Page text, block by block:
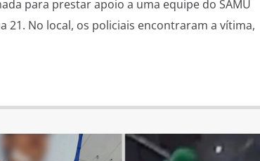
para prestar apoio a uma equipe do SAMU
21. No local, os policiais encontraram a vítima,